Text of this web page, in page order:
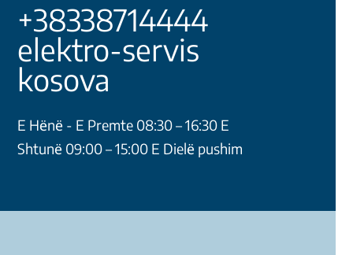
+38338714444
elektro-servis
kosova
E Hёnё - E Premte 08:30 – 16:30 E
Shtunё 09:00 – 15:00 E Dielё pushim